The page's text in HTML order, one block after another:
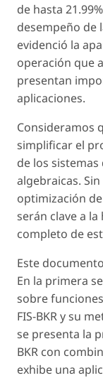
de hasta
desempeño de
evidenció la
operación que
presentan
aplicaciones.
Consideramos
simplificar el
de los
algebraicas.
optimización
serán clave a
completo de
Este
En la primera
sobre
FIS-BKR y su
se presenta la
BKR con
exhibe una